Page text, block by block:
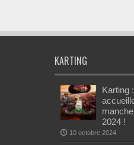
KARTING
Karting
2024 !
10 octobre 2024